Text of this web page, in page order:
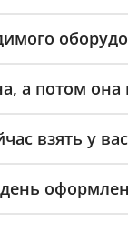
а потом она
взять у